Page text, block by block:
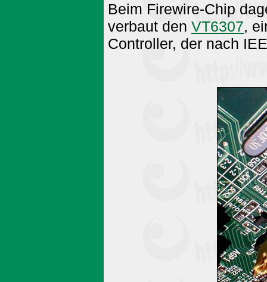
Beim Firewire-Chip
verbaut den VT6307,
Controller, der nach